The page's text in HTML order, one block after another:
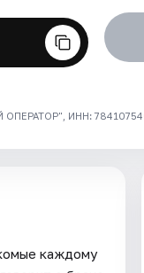
ИНН: 7841075409
каждому